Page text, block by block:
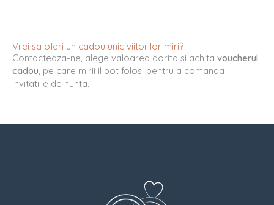
Vrei sa oferi un cadou unic viitorilor miri?
Contacteaza-ne, alege valoarea dorita si achita voucherul
cadou, pe care mirii il pot folosi pentru a comanda
invitatiile de nunta.